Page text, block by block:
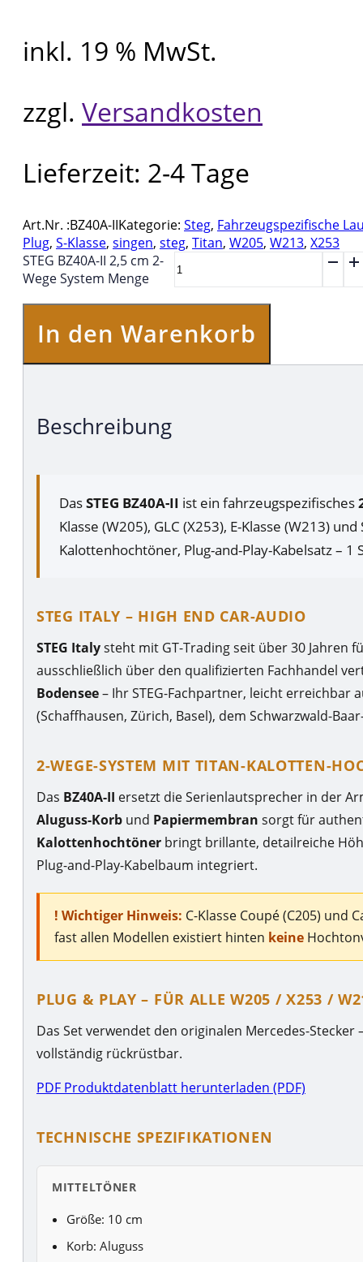
inkl. 19 % MwSt.
zzgl. Versandkosten
Lieferzeit: 2-4 Tage
Art.Nr. :BZ40A-IIKategorie: Steg, Fahrzeugspezifische
Plug, S-Klasse, singen, steg, Titan, W205, W213, X253
STEG BZ40A-II 2,5 cm 2-
Wege System Menge
In den Warenkorb
Beschreibung
DasSTEG BZ40A-II ist ein fahrzeugspezifisches
Klasse (W205), GLC (X253), E-Klasse (W213)
Kalottenhochtöner, Plug-and-Play-Kabelsatz –
STEG ITALY – HIGH END CAR-AUDIO
STEG Italysteht mit GT-Trading seit über 30 Jahren
ausschließlich über den qualifizierten Fachhandel
Bodensee– Ihr STEG-Fachpartner, leicht erreichbar
(Schaffhausen, Zürich, Basel), dem Schwarzwald-
2-WEGE-SYSTEM MIT TITAN-KALOTTEN-
Das BZ40A-II ersetzt die Serienlautsprecher in der
Aluguss-Korb und Papiermembran sorgt für
Kalottenhochtöner bringt brillante, detailreiche
Plug-and-Play-Kabelbaum integriert.
! Wichtiger Hinweis: C-Klasse Coupé (C205) und
fast allen Modellen existiert hinten keine
PLUG & PLAY – FÜR ALLE W205 / X253 /
Das Set verwendet den originalen Mercedes-
vollständig rückrüstbar.
PDF Produktdatenblatt herunterladen (PDF)
TECHNISCHE SPEZIFIKATIONEN
MITTELTÖNER
Größe: 10 cm
Korb: Aluguss